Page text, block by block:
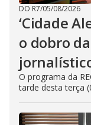
DO R7/05/08/2026
‘Cidade
o dobro
O programa da
tarde desta terça